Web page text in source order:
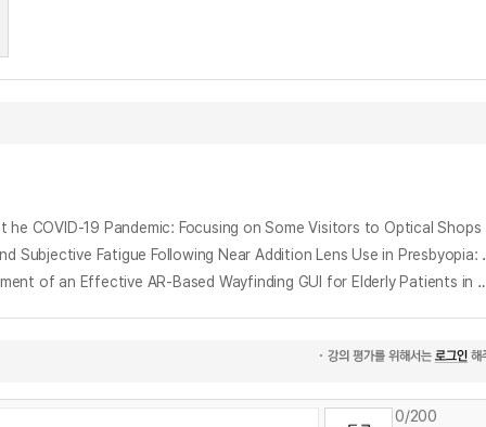
t he COVID-19 Pandemic: Focusing on Some Visitors to Optical Shops
가입도 안경 착용 노안의 스마트폰 시청 전,후 근
중국 노인 환자를 위한 종합병원 내의 AR 기반 안경의 효과적인 길안내 GUI 개발 연구 : 중국 상하이 루이진 병원을 중심으로 = A Study
0/200